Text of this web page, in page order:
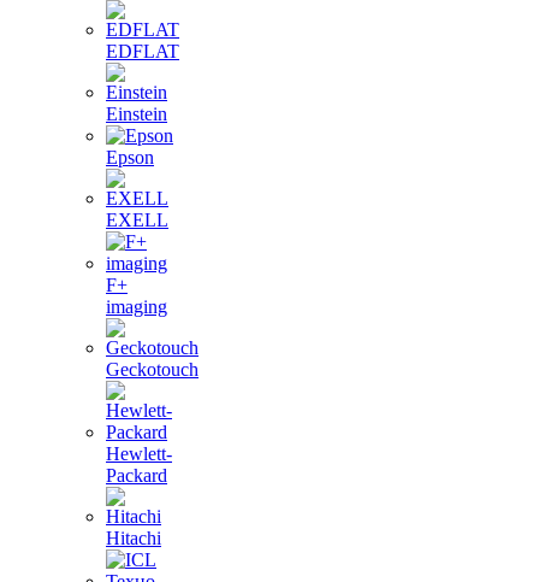
EDFLAT
Einstein
Epson
EXELL
F+
imaging
Geckotouch
Hewlett-
Packard
Hitachi